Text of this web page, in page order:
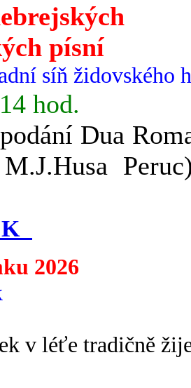
písní
síň židovského
hod.
Dua
2026
v léťe tradičně